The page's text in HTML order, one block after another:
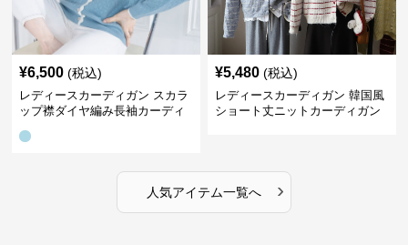
¥6,500 (税込)
レディースカーディガン スカラ
ップ襟ダイヤ編み長袖カーディ
¥5,480 (税込)
レディースカーディガン 韓国風
ショート丈ニットカーディガン
人気アイテム一覧へ ›